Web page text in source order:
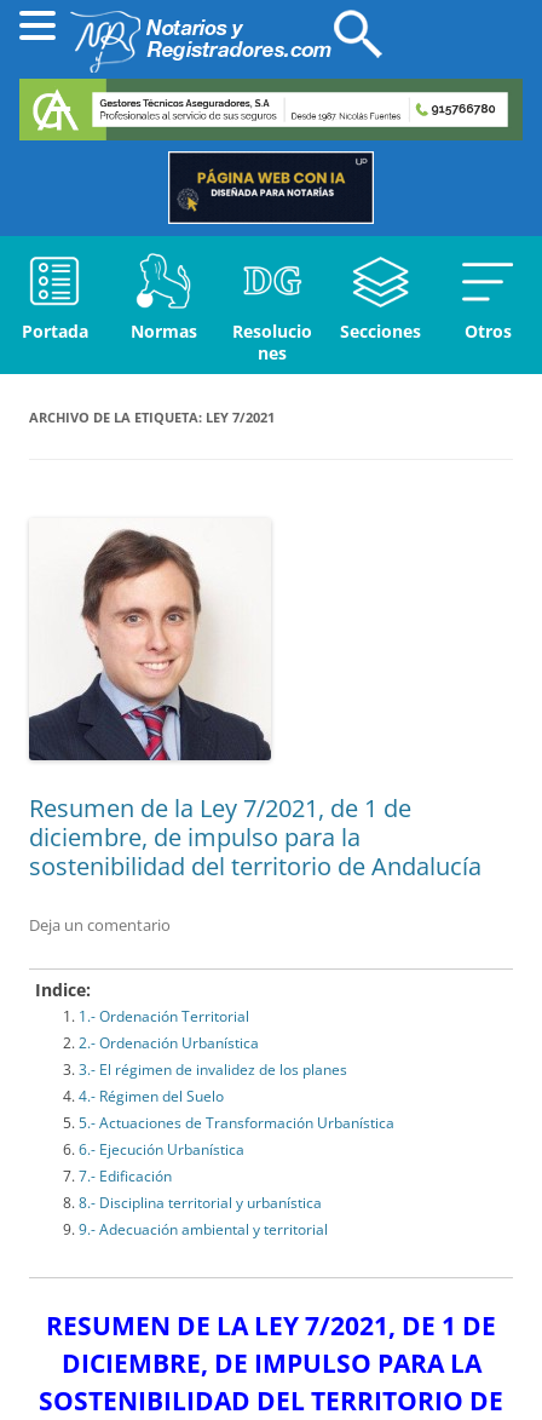
Portada Normas
Resolucio
nes
Secciones Otros
ARCHIVO DE LA ETIQUETA: LEY 7/2021
Resumen de la Ley 7/2021, de 1 de
diciembre, de impulso para la
sostenibilidad del territorio de Andalucía
Deja un comentario
Indice:
1.- Ordenación Territorial
2.- Ordenación Urbanística
3.- El régimen de invalidez de los planes
4.- Régimen del Suelo
5.- Actuaciones de Transformación Urbanística
6.- Ejecución Urbanística
7.- Edificación
8.- Disciplina territorial y urbanística
9.- Adecuación ambiental y territorial
RESUMEN DE LA LEY 7/2021, DE 1 DE
DICIEMBRE, DE IMPULSO PARA LA
SOSTENIBILIDAD DEL TERRITORIO DE